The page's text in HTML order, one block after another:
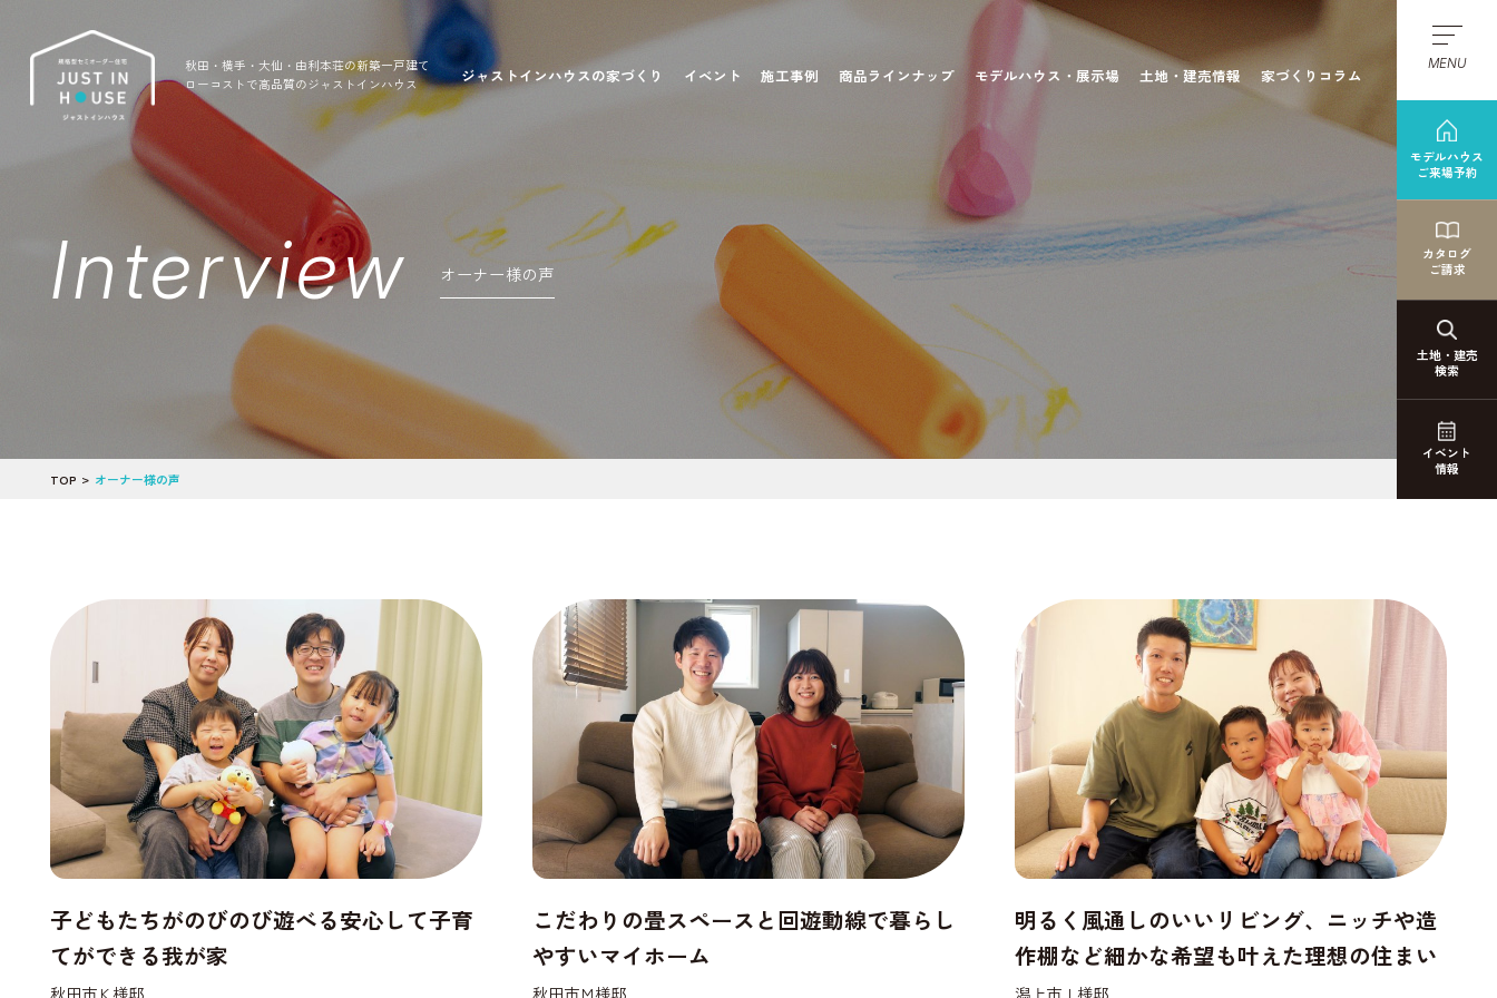
MENU
モデルハウス
ご来場予約
カタログ
ご請求
土地・建売
検索
イベント
情報
秋田・横手・大仙・由利本荘の新築一戸建て
ローコストで高品質のジャストインハウス
ジャストインハウスの家づくり イベント 施工事例 商品ラインナップ モデルハウス・展示場 土地・建売情報 家づくりコラム
Interview オーナー様の声
TOP オーナー様の声
子どもたちがのびのび遊べる安心して子育
てができる我が家
秋田市Ｋ様邸
こだわりの畳スペースと回遊動線で暮らし
やすいマイホーム
秋田市Ｍ様邸
明るく風通しのいいリビング、ニッチや造
作棚など細かな希望も叶えた理想の住まい
潟上市Ｉ様邸